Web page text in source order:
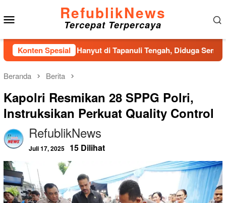
ke
konten
RefublikNews
Tercepat Terpercaya
Konten Spesial
Ditemukan Hanyut di Tapanuli Tengah, Diduga Sempat
Beranda Berita
Kapolri Resmikan 28 SPPG Polri,
Instruksikan Perkuat Quality Control
RefublikNews
Juli 17, 2025 15 Dilihat